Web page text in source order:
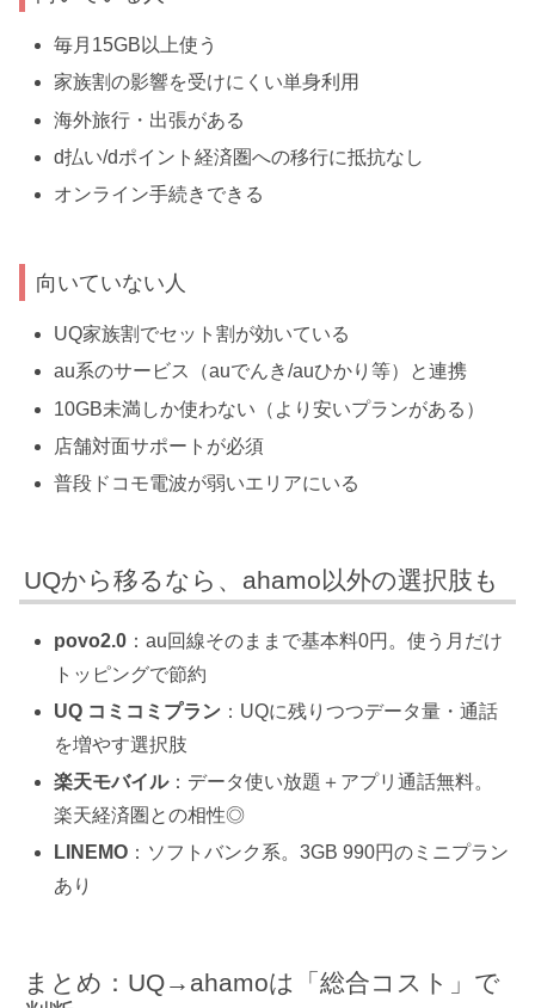
毎月15GB以上使う
家族割の影響を受けにくい単身利用
海外旅行・出張がある
d払い/dポイント経済圏への移行に抵抗なし
オンライン手続きできる
向いていない人
UQ家族割でセット割が効いている
au系のサービス（auでんき/auひかり等）と連携
10GB未満しか使わない（より安いプランがある）
店舗対面サポートが必須
普段ドコモ電波が弱いエリアにいる
UQから移るなら、ahamo以外の選択肢も
povo2.0 ：au回線そのままで基本料0円。使う月だけ
トッピングで節約
UQ コミコミプラン ：UQに残りつつデータ量・通話
を増やす選択肢
楽天モバイル：データ使い放題＋アプリ通話無料。
楽天経済圏との相性◎
LINEMO ：ソフトバンク系。3GB 990円のミニプラン
あり
まとめ：UQ→ahamoは「総合コスト」で